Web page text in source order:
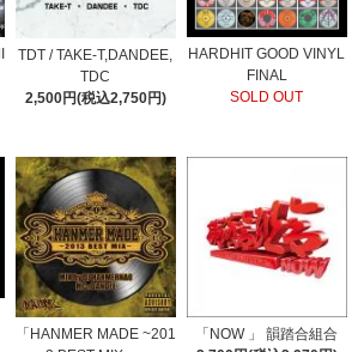
TDT / TAKE-T,DANDEE,
TDC
2,500円(税込2,750円)
HARDHIT GOOD VINYL
FINAL
SOLD OUT
「HANMER MADE ~201
「NOW 」 韻踏合組合